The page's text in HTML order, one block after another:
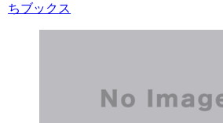
ちブックス